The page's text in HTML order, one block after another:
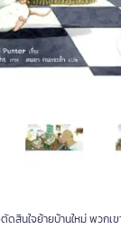
ดสินใจย้ายบ้านใหม่ พวก